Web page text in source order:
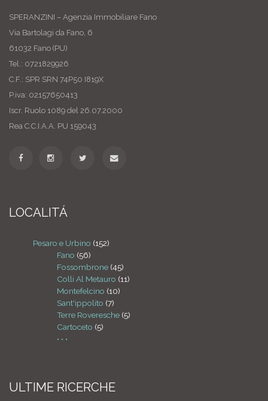
SPERANZINI – Agenzia Immobiliare Fano
Via Bartolagi da Fano, 6
61032 Fano (PU)
Tel.: 0721829926
C.F.: SPR SRN 74P50 I819X
P.iva: 02157650413
Iscr. Ruolo 1089 del 26.07.2000
Rea C.C.I.A.A. PU 159043
LOCALITÁ
Pesaro e Urbino (152)
Fano (56)
Fossombrone (45)
Colli Al Metauro (11)
Montefelcino (10)
Sant'ippolito (7)
Terre Roveresche (5)
Cartoceto (5)
• • •
ULTIME RICERCHE